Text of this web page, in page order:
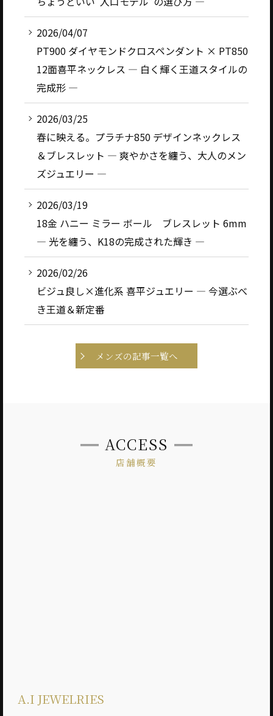
2026/04/07
PT900 ダイヤモンドクロスペンダント × PT850
12面喜平ネックレス ― 白く輝く王道スタイルの
完成形 ―
2026/03/25
春に映える。プラチナ850 デザインネックレス
＆ブレスレット ― 爽やかさを纏う、大人のメン
ズジュエリー ―
2026/03/19
18金 ハニー ミラー ボール ブレスレット 6mm
― 光を纏う、K18の完成された輝き ―
2026/02/26
ビジュ良し×進化系 喜平ジュエリー ― 今選ぶべ
き王道＆新定番
メンズの記事一覧へ
店舗概要
ACCESS
A.I JEWELRIES